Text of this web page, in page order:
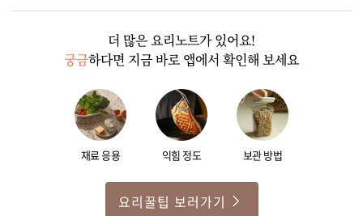
더 많은 요리노트가 있어요!
궁금하다면 지금 바로 앱에서 확인해 보세요
재료 응용 익힘 정도 보관 방법
요리꿀팁 보러가기